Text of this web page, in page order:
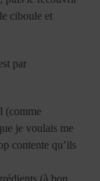
ciboule et
par
(comme
je voulais me
contente qu’ils
(à bon